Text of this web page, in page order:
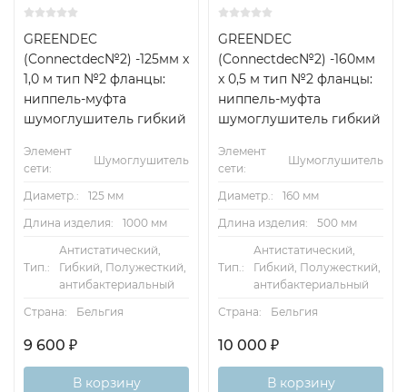
GREENDEC
(Connectdec№2) -125мм x
1,0 м тип №2 фланцы:
ниппель-муфта
шумоглушитель гибкий
Элемент
сети:
Шумоглушитель
Диаметр.:
125 мм
Длина изделия:
1000 мм
Тип.:
Антистатический,
Гибкий, Полужесткий,
антибактериальный
Страна:
Бельгия
9 600 ₽
В корзину
GREENDEC
(Connectdec№2) -160мм
x 0,5 м тип №2 фланцы:
ниппель-муфта
шумоглушитель гибкий
Элемент
сети:
Шумоглушитель
Диаметр.:
160 мм
Длина изделия:
500 мм
Тип.:
Антистатический,
Гибкий, Полужесткий,
антибактериальный
Страна:
Бельгия
10 000 ₽
В корзину